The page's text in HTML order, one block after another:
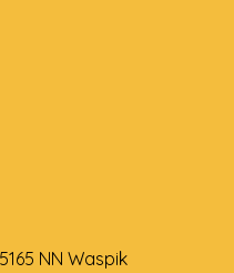
NN Waspik